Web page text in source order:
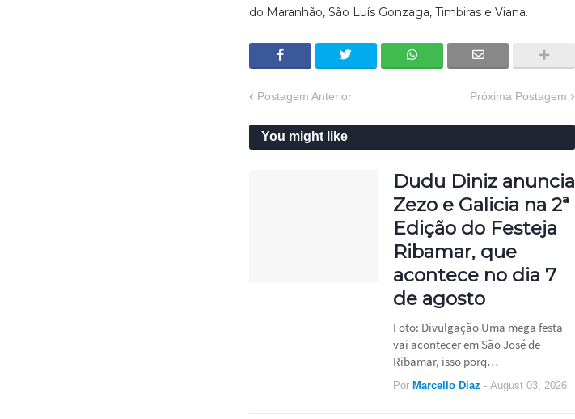
do Maranhão, São Luís Gonzaga, Timbiras e Viana.
Postagem Anterior Próxima Postagem
You might like
Dudu Diniz anuncia
Zezo e Galicia na 2ª
Edição do Festeja
Ribamar, que
acontece no dia 7
de agosto
Foto: Divulgação Uma mega festa
vai acontecer em São José de
Ribamar, isso porq…
Por Marcello Diaz - August 03, 2026